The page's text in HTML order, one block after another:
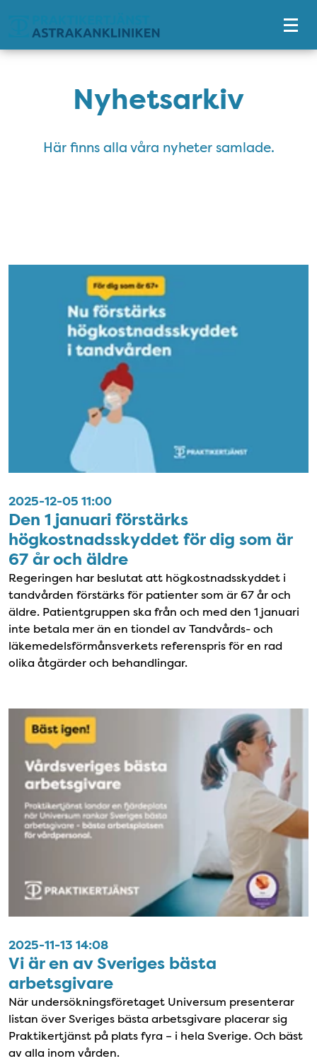
Nyhetsarkiv
Här finns alla våra nyheter samlade.
2025-12-05 11:00
Den 1 januari förstärks
högkostnadsskyddet för dig som är
67 år och äldre
Regeringen har beslutat att högkostnadsskyddet i
tandvården förstärks för patienter som är 67 år och
äldre. Patientgruppen ska från och med den 1 januari
inte betala mer än en tiondel av Tandvårds- och
läkemedelsförmånsverkets referenspris för en rad
olika åtgärder och behandlingar.
2025-11-13 14:08
Vi är en av Sveriges bästa
arbetsgivare
När undersökningsföretaget Universum presenterar
listan över Sveriges bästa arbetsgivare placerar sig
Praktikertjänst på plats fyra – i hela Sverige. Och bäst
av alla inom vården.